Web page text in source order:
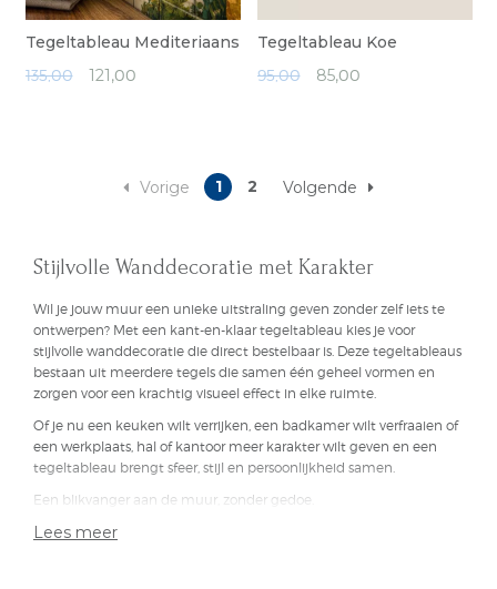
Tegeltableau Mediteriaans
135,00 121,00
Tegeltableau Koe
95,00 85,00
Vorige 1 2 Volgende
Stijlvolle Wanddecoratie met Karakter
Wil je jouw muur een unieke uitstraling geven zonder zelf iets te
ontwerpen? Met een kant-en-klaar tegeltableau kies je voor
stijlvolle wanddecoratie die direct bestelbaar is. Deze tegeltableaus
bestaan uit meerdere tegels die samen één geheel vormen en
zorgen voor een krachtig visueel effect in elke ruimte.
Of je nu een keuken wilt verrijken, een badkamer wilt verfraaien of
een werkplaats, hal of kantoor meer karakter wilt geven en een
tegeltableau brengt sfeer, stijl en persoonlijkheid samen.
Een blikvanger aan de muur, zonder gedoe.
Wat is een tegeltableau?
Lees meer